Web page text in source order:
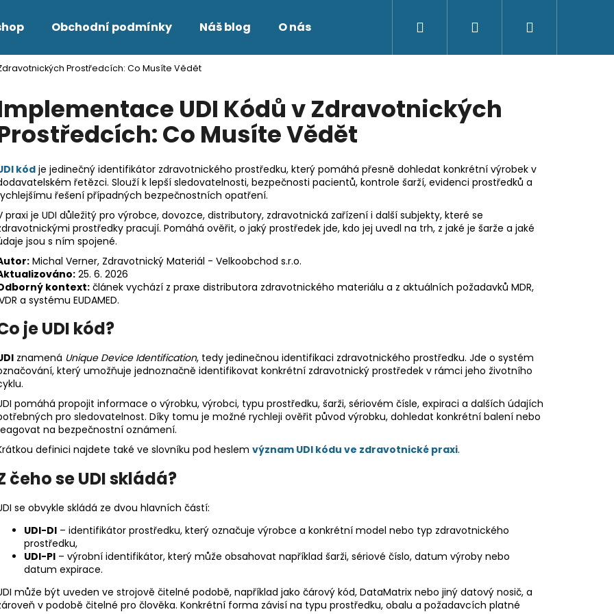
Obchodní podmínky Náš blog O nás Přihlášení
Prostředcích: Co Musíte Vědět
UDI Kódů v Zdravotnických
Co Musíte Vědět
kód je jedinečný identifikátor zdravotnického prostředku, který pomáhá přesně dohledat konkrétní výrobek v
řetězci. Slouží k lepší sledovatelnosti, bezpečnosti pacientů, kontrole šarží, evidenci prostředků a
řešení případných bezpečnostních opatření.
praxi je UDI důležitý pro výrobce, dovozce, distributory, zdravotnická zařízení i další subjekty, které se
prostředky pracují. Pomáhá ověřit, o jaký prostředek jde, kdo jej uvedl na trh, z jaké je šarže a jaké
jsou s ním spojené.
Michal Verner, Zdravotnický Materiál - Velkoobchod s.r.o.
25. 6. 2026
kontext: článek vychází z praxe distributora zdravotnického materiálu a z aktuálních požadavků MDR,
a systému EUDAMED.
je UDI kód?
znamená Unique Device Identification, tedy jedinečnou identifikaci zdravotnického prostředku. Jde o systém
který umožňuje jednoznačně identifikovat konkrétní zdravotnický prostředek v rámci jeho životního
pomáhá propojit informace o výrobku, výrobci, typu prostředku, šarži, sériovém čísle, expiraci a dalších údajích
pro sledovatelnost. Díky tomu je možné rychleji ověřit původ výrobku, dohledat konkrétní balení nebo
na bezpečnostní oznámení.
definici najdete také ve slovníku pod heslem význam UDI kódu ve zdravotnické praxi.
čeho se UDI skládá?
se obvykle skládá ze dvou hlavních částí:
UDI-DI – identifikátor prostředku, který označuje výrobce a konkrétní model nebo typ zdravotnického
prostředku,
UDI-PI – výrobní identifikátor, který může obsahovat například šarži, sériové číslo, datum výroby nebo
datum expirace.
může být uveden ve strojově čitelné podobě, například jako čárový kód, DataMatrix nebo jiný datový nosič, a
v podobě čitelné pro člověka. Konkrétní forma závisí na typu prostředku, obalu a požadavcích platné
Co potřebujete najít?
HLEDAT
Doporučujeme